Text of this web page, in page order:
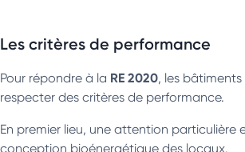
Les critères de performance
Pour répondre à la RE 2020, les
respecter des critères de performance.
En premier lieu, une attention particulière
conception bioénergétique des locaux.